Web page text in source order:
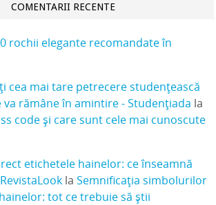
COMENTARII RECENTE
rochii elegante recomandate în
cea mai tare petrecere studențească
va rămâne în amintire - Studențiada la
code și care sunt cele mai cunoscute
etichetele hainelor: ce înseamnă
la Semnificația simbolurilor
tot ce trebuie să știi